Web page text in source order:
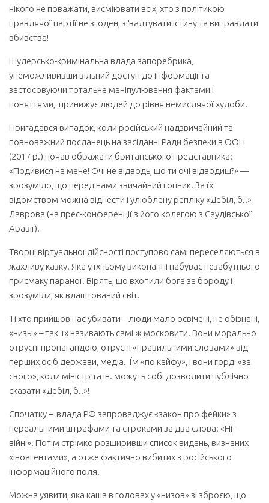
нікого не поважати, висміювати всіх, хто з політикою
правлячої партії не згоден, зґвалтувати істину та виправдати
вбивства!
Шулерсько-кримінальна влада запоребрика,
унеможлививши вільний доступ до інформації та
застосовуючи тотальне маніпулювання фактами і
поняттями, принижує людей до рівня немислячої худоби.
Пригадався випадок, коли російський надзвичайний та
повноважний посланець на засіданні Ради безпеки в ООН
(2017 р.) почав ображати британського представника:
«Подивися на мене! Очі не відводь, що ти очі відводиш?» —
зрозуміло, що перед нами звичайний гопник. За їх
відомством можна віднести і улюблену репліку «Дебіл, б..»
Лаврова (на прес-конференції з його колегою з Саудівської
Аравії).
Творці віртуальної дійсності поступово самі переселяються в
жахливу казку. Яка у їхньому виконанні набуває незабутнього
присмаку параної. Вірять, що вхопили бога за бороду і
зрозуміли, як влаштований світ.
Ті хто прийшов нас убивати – люди мало освічені, не обізнані,
«низы» – так їх називають самі ж московити. Вони морально
отруєні пропагандою, отруєні «правильними словами» від
перших осіб держави, медіа. Їм «по кайфу», і вони горді «за
свого», коли міністр та ін. можуть собі дозволити публічно
сказати «Дебіл, б..»!
Спочатку – влада РФ запроваджує «закон про фейки» з
нереальними штрафами та строками за два слова: «Ні –
війні». Потім стрімко розширивши список видань, визнаних
«іноагентами», а отже фактично вибитих з російського
інформаційного поля.
Можна уявити, яка каша в головах у «низов» зі зброєю, що